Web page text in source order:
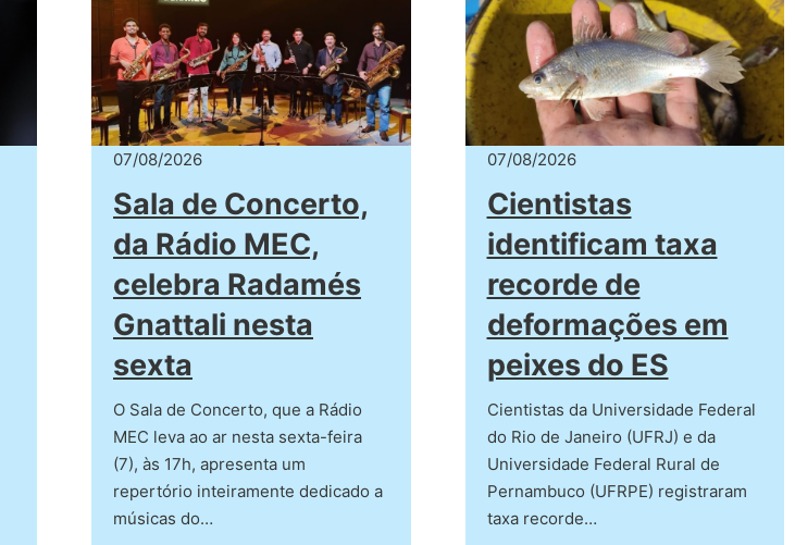
07/08/2026
Sala de Concerto,
da Rádio MEC,
celebra Radamés
Gnattali nesta
sexta
O Sala de Concerto, que a Rádio
MEC leva ao ar nesta sexta-feira
(7), às 17h, apresenta um
repertório inteiramente dedicado a
músicas do…
07/08/2026
Cientistas
identificam taxa
recorde de
deformações em
peixes do ES
Cientistas da Universidade Federal
do Rio de Janeiro (UFRJ) e da
Universidade Federal Rural de
Pernambuco (UFRPE) registraram
taxa recorde…